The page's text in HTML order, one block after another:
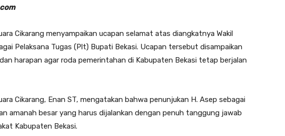
Cikarang menyampaikan ucapan selamat atas diangkatnya Wakil
Pelaksana Tugas (Plt) Bupati Bekasi. Ucapan tersebut disampaikan
harapan agar roda pemerintahan di Kabupaten Bekasi tetap berjalan
Cikarang, Enan ST, mengatakan bahwa penunjukan H. Asep sebagai
amanah besar yang harus dijalankan dengan penuh tanggung jawab
Kabupaten Bekasi.